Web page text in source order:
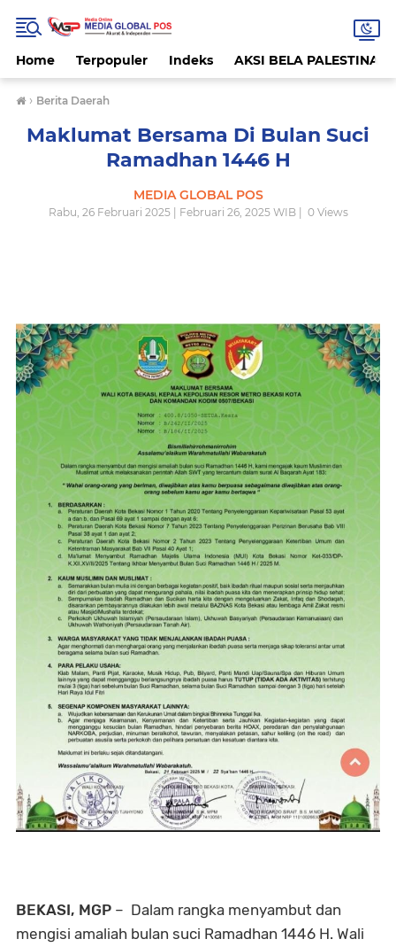
Home Terpopuler Indeks AKSI BELA PALESTINA
› Berita Daerah
Maklumat Bersama Di Bulan Suci
Ramadhan 1446 H
MEDIA GLOBAL POS
Rabu, 26 Februari 2025 | Februari 26, 2025 WIB | 0Views
BEKASI, MGP – Dalam rangka menyambut dan
mengisi amaliah bulan suci Ramadhan 1446 H. Wali